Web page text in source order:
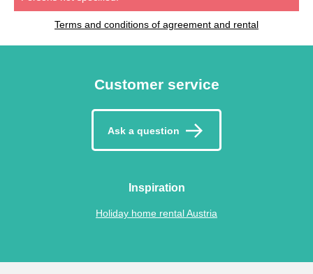
Terms and conditions of agreement and rental
Customer service
Ask a question
Inspiration
Holiday home rental Austria